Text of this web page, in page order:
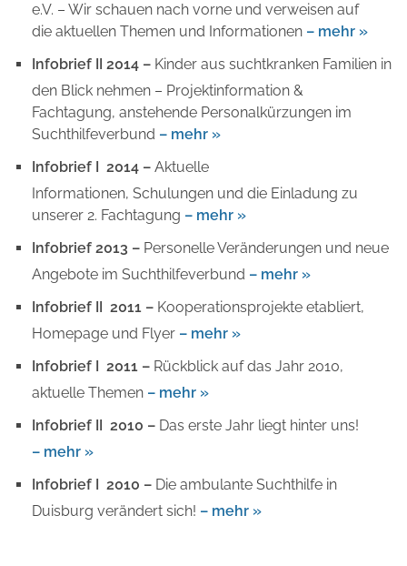
e.V. – Wir schauen nach vorne und verweisen auf
die aktuellen Themen und Informationen – mehr »
Infobrief II 2014 – Kinder aus suchtkranken Familien in
den Blick nehmen – Projektinformation &
Fachtagung, anstehende Personalkürzungen im
Suchthilfeverbund – mehr »
Infobrief I 2014 – Aktuelle
Informationen, Schulungen und die Einladung zu
unserer 2. Fachtagung – mehr »
Infobrief 2013 – Personelle Veränderungen und neue
Angebote im Suchthilfeverbund – mehr »
Infobrief II 2011 – Kooperationsprojekte etabliert,
Homepage und Flyer – mehr »
Infobrief I 2011 – Rückblick auf das Jahr 2010,
aktuelle Themen – mehr »
Infobrief II 2010 – Das erste Jahr liegt hinter uns!
– mehr »
Infobrief I 2010 – Die ambulante Suchthilfe in
Duisburg verändert sich! – mehr »